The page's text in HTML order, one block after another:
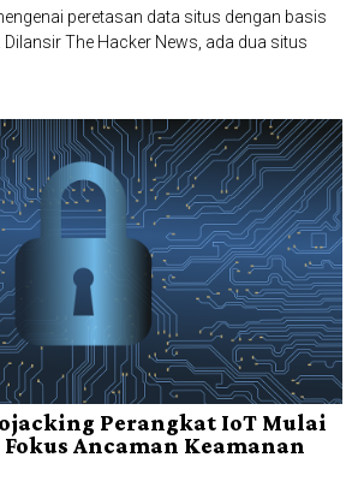
peretasan data situs dengan basis
The Hacker News, ada dua situs
Perangkat IoT Mulai
Fokus Ancaman Keamanan